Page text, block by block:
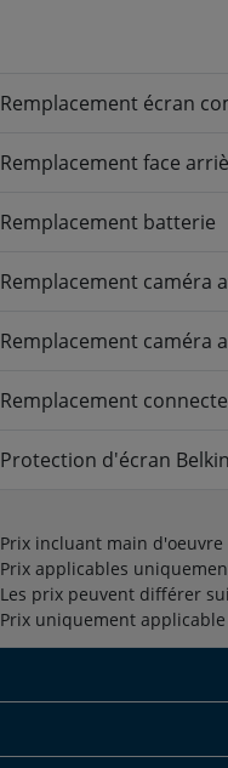
Remplacement écran
Remplacement face
Remplacement batterie
Remplacement caméra
Remplacement caméra
Remplacement
Protection d'écran Belkin
Prix incluant main d'oeuvre
Prix applicables
Les prix peuvent différer
Prix uniquement